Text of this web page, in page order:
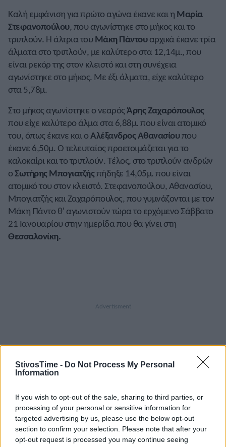
StivosTime - Do Not Process My Personal
Information
If you wish to opt-out of the sale, sharing to third parties, or
processing of your personal or sensitive information for
targeted advertising by us, please use the below opt-out
section to confirm your selection. Please note that after your
opt-out request is processed you may continue seeing
A+ A-
Καλή εμφάνιση για πρώτο αγώνα έκανε και η Μαρία
Στεφανοπούλου, που αγωνίστηκε στο μήκος και το
τριπλούν. Η άλτρια του Μάκη Πάντουαρχικά έκανε τρία
άλματα στο τριπλούν, με καλύτερο στα 12,14μ., που
είναι ρεκόρ της στον κλειστό και στη συνέχεια
αγωνίστηκε στο μήκος. Με έξι άλματα, είχε καλύτερο
στα 5,78μ.
Στο μήκος αγωνίστηκε ο νεαρόςΆρης Ζαχαρόπουλος
που είχε καλύτερο άλμα στα 6,88μ. που είναι ατομικό
του, όπως έκανε και οΑλέξανδρος Αθανασίουπου
έκανε 6,50μ. Ο τελευταίος προετοιμάζεται για το
καλοκαίρι και το τριπλούν. Τέλος, στο τριπλούν ανδρών
οΣωτήρης Μπογιατζήςπήδηξε 14,05μ. που είναι
ατομικό του στον κλειστό. Στεφανοπούλου, Αθανασίου,
Μπογιατζής και Ζαχαρόπουλος, που γυμνάζονται με τον
Μάκη Πάντο θ’ αγωνιστούν τώρα το ερχόμενο Σάββατο
21 Ιανουαρίου στην ημερίδα που θα γίνει στη
Θεσσαλονίκη.
Εγγραφείτε στο Stivostime των